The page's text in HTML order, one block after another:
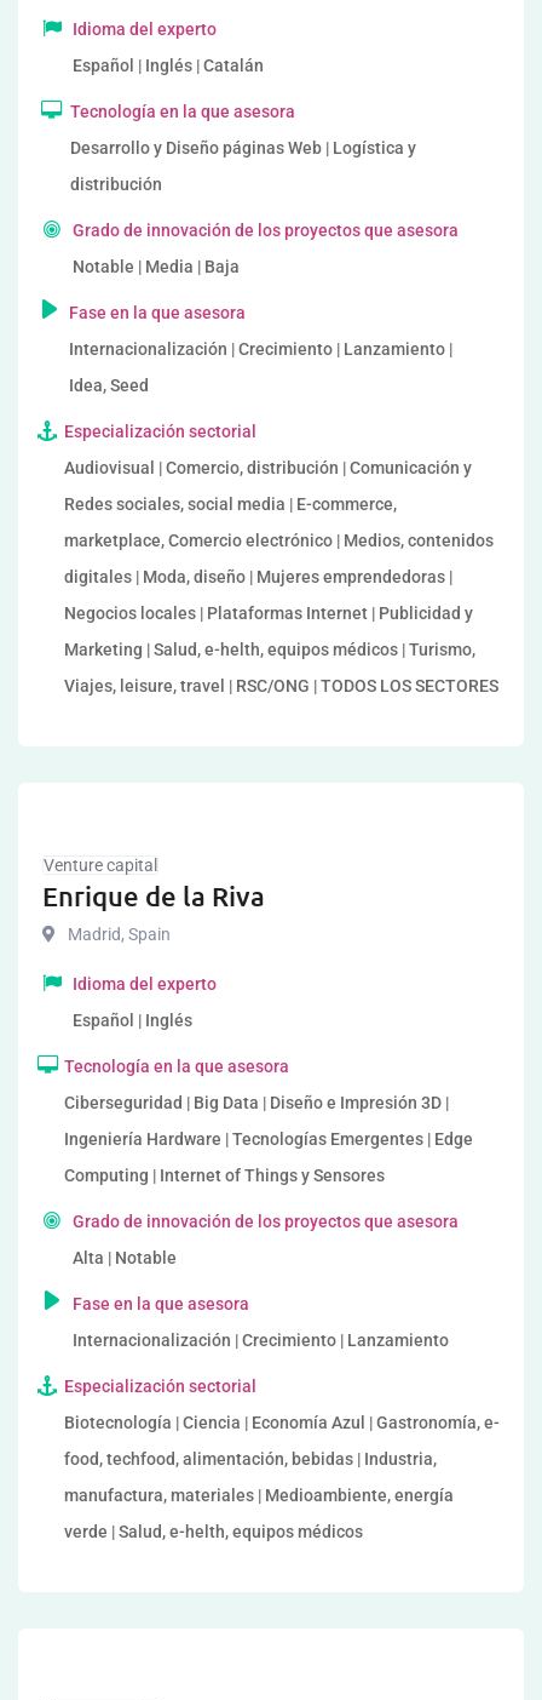
Idioma del experto
Español | Inglés | Catalán
Tecnología en la que asesora
Desarrollo y Diseño páginas Web | Logística y
distribución
Grado de innovación de los proyectos que asesora
Notable | Media | Baja
Fase en la que asesora
Internacionalización | Crecimiento | Lanzamiento |
Idea, Seed
Especialización sectorial
Audiovisual | Comercio, distribución | Comunicación y
Redes sociales, social media | E-commerce,
marketplace, Comercio electrónico | Medios, contenidos
digitales | Moda, diseño | Mujeres emprendedoras |
Negocios locales | Plataformas Internet | Publicidad y
Marketing | Salud, e-helth, equipos médicos | Turismo,
Viajes, leisure, travel | RSC/ONG | TODOS LOS SECTORES
Venture capital
Enrique de la Riva
Madrid, Spain
Idioma del experto
Español | Inglés
Tecnología en la que asesora
Ciberseguridad | Big Data | Diseño e Impresión 3D |
Ingeniería Hardware | Tecnologías Emergentes | Edge
Computing | Internet of Things y Sensores
Grado de innovación de los proyectos que asesora
Alta | Notable
Fase en la que asesora
Internacionalización | Crecimiento | Lanzamiento
Especialización sectorial
Biotecnología | Ciencia | Economía Azul | Gastronomía, e-
food, techfood, alimentación, bebidas | Industria,
manufactura, materiales | Medioambiente, energía
verde | Salud, e-helth, equipos médicos